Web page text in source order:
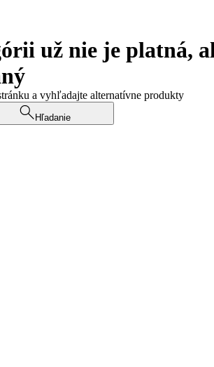
už nie je platná,
a vyhľadajte alternatívne produkty
Hľadanie